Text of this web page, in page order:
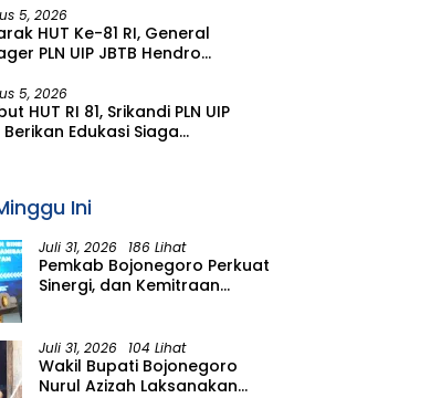
5, 2026
HUT Ke-81 RI, General
PLN UIP JBTB Hendro
5, 2026
HUT RI 81, Srikandi PLN UIP
Berikan Edukasi Siaga
Perempuan Tangguh
Ini
Juli 31, 2026 186 Lihat
Pemkab Bojonegoro Perkuat
Sinergi, dan Kemitraan
Juli 31, 2026 104 Lihat
Wakil Bupati Bojonegoro
Nurul Azizah Laksanakan